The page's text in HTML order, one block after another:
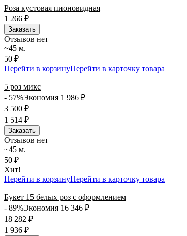
Роза кустовая пионовидная
1 266 ₽
Заказать
Отзывов нет
~45 м.
50 ₽
Перейти в корзинуПерейти в карточку товара
5 роз микс
- 57%Экономия 1 986 ₽
3 500 ₽
1 514 ₽
Заказать
Отзывов нет
~45 м.
50 ₽
Хит!
Перейти в корзинуПерейти в карточку товара
Букет 15 белых роз с оформлением
- 89%Экономия 16 346 ₽
18 282 ₽
1 936 ₽